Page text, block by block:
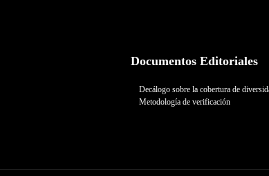
Documentos Editoriales
Decálogo sobre la cobertura de
Metodología de verificación